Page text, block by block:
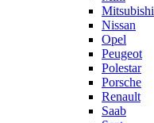
Mitsubishi
Nissan
Opel
Peugeot
Polestar
Porsche
Renault
Saab